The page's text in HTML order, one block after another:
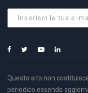
Questo sito non
periodico essendo